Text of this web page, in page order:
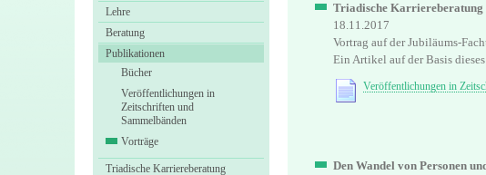
Lehre
Beratung
Publikationen
Bücher
Veröffentlichungen in
Zeitschriften und
Sammelbänden
Vorträge
Triadische Karriereberatung
Triadische Karriereberatung
18.11.2017
Vortrag auf der Jubiläums-
Ein Artikel auf der Basis
Veröffentlichungen in
Den Wandel von Personen